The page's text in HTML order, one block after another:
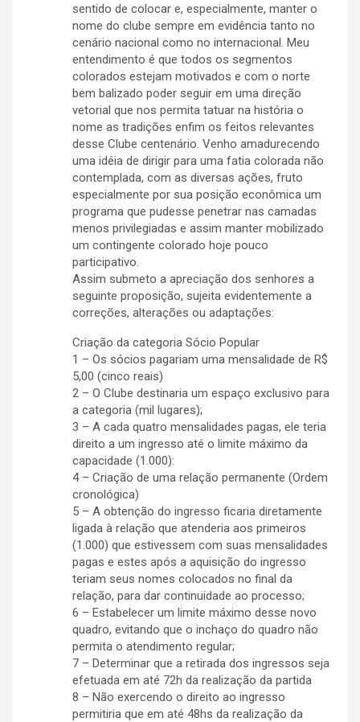
sentido de colocar e, especialmente, manter o
nome do clube sempre em evidência tanto no
cenário nacional como no internacional. Meu
entendimento é que todos os segmentos
colorados estejam motivados e com o norte
bem balizado poder seguir em uma direção
vetorial que nos permita tatuar na história o
nome as tradições enfim os feitos relevantes
desse Clube centenário. Venho amadurecendo
uma idéia de dirigir para uma fatia colorada não
contemplada, com as diversas ações, fruto
especialmente por sua posição econômica um
programa que pudesse penetrar nas camadas
menos privilegiadas e assim manter mobilizado
um contingente colorado hoje pouco
participativo.
Assim submeto a apreciação dos senhores a
seguinte proposição, sujeita evidentemente a
correções, alterações ou adaptações:
Criação da categoria Sócio Popular
1 – Os sócios pagariam uma mensalidade de R$
5,00 (cinco reais)
2 – O Clube destinaria um espaço exclusivo para
a categoria (mil lugares);
3 – A cada quatro mensalidades pagas, ele teria
direito a um ingresso até o limite máximo da
capacidade (1.000):
4 – Criação de uma relação permanente (Ordem
cronológica)
5 – A obtenção do ingresso ficaria diretamente
ligada à relação que atenderia aos primeiros
(1.000) que estivessem com suas mensalidades
pagas e estes após a aquisição do ingresso
teriam seus nomes colocados no final da
relação, para dar continuidade ao processo;
6 – Estabelecer um limite máximo desse novo
quadro, evitando que o inchaço do quadro não
permita o atendimento regular;
7 – Determinar que a retirada dos ingressos seja
efetuada em até 72h da realização da partida
8 – Não exercendo o direito ao ingresso
permitiria que em até 48hs da realização da